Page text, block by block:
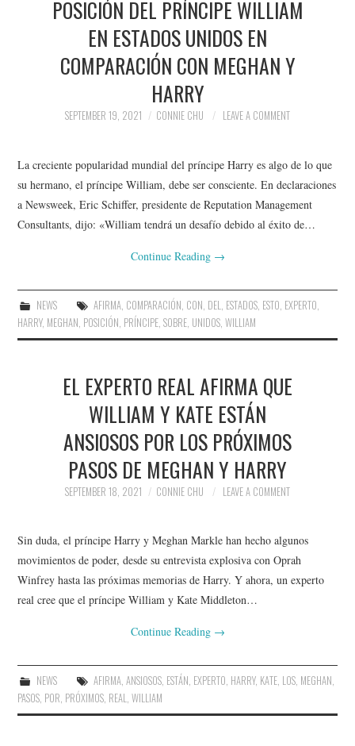
POLITICS
SOCIETY
POSICIÓN DEL PRÍNCIPE WILLIAM
EN ESTADOS UNIDOS EN
COMPARACIÓN CON MEGHAN Y
HARRY
SEPTEMBER 19, 2021 CONNIE CHU LEAVE A COMMENT
La creciente popularidad mundial del príncipe Harry es algo de lo que
su hermano, el príncipe William, debe ser consciente. En declaraciones
a Newsweek, Eric Schiffer, presidente de Reputation Management
Consultants, dijo: «William tendrá un desafío debido al éxito de…
Continue Reading →
NEWS AFIRMA, COMPARACIÓN CON DEL ESTADOS, ESTO EXPERTO
HARRY, MEGHAN POSICIÓN PRÍNCIPE ,SOBRE UNIDOS ,WILLIAM
EL EXPERTO REAL AFIRMA QUE
WILLIAM Y KATE ESTÁN
ANSIOSOS POR LOS PRÓXIMOS
PASOS DE MEGHAN Y HARRY
SEPTEMBER 18, 2021 CONNIE CHU LEAVE A COMMENT
Sin duda, el príncipe Harry y Meghan Markle han hecho algunos
movimientos de poder, desde su entrevista explosiva con Oprah
Winfrey hasta las próximas memorias de Harry. Y ahora, un experto
real cree que el príncipe William y Kate Middleton…
Continue Reading →
NEWS AFIRMA, ANSIOSOS, ESTÁN, EXPERTO, HARRY, KATE, LOS, MEGHAN,
PASOS, POR, PRÓXIMOS, REAL,WILLIAM